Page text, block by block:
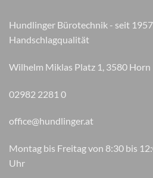
Hundlinger Bürotechnik - seit
Handschlagqualität
Wilhelm Miklas Platz 1, 3580 Horn
02982 2281 0
office@hundlinger.at
Montag bis Freitag von 8:30 bis
Uhr